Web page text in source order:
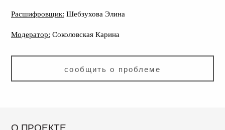
Расшифровщик: Шебзухова Элина
Модератор: Соколовская Карина
сообщить о проблеме
О ПРОЕКТЕ